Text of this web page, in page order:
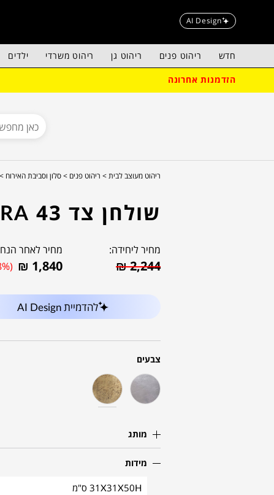
AI Design
חדש ריהוט פנים ריהוט גן ריהוט משרדי ילדים
הזדמנות אחרונה
ריהוט מעוצב לבית > ריהוט פנים > סלון וסביבת האירוח >
שולחן צד KIRA 43
מחיר ליחידה:
₪2,244
מחיר לאחר
₪ 1,840
להדמיית AI Design
צבעים
מותג
מידות
31X31X50H ס"מ